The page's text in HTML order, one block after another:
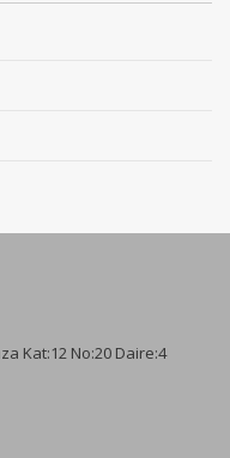
Kat:12 No:20 Daire:4